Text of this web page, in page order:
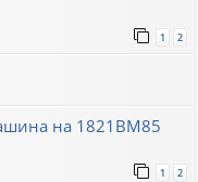
1 2
на 1821ВМ85
1 2